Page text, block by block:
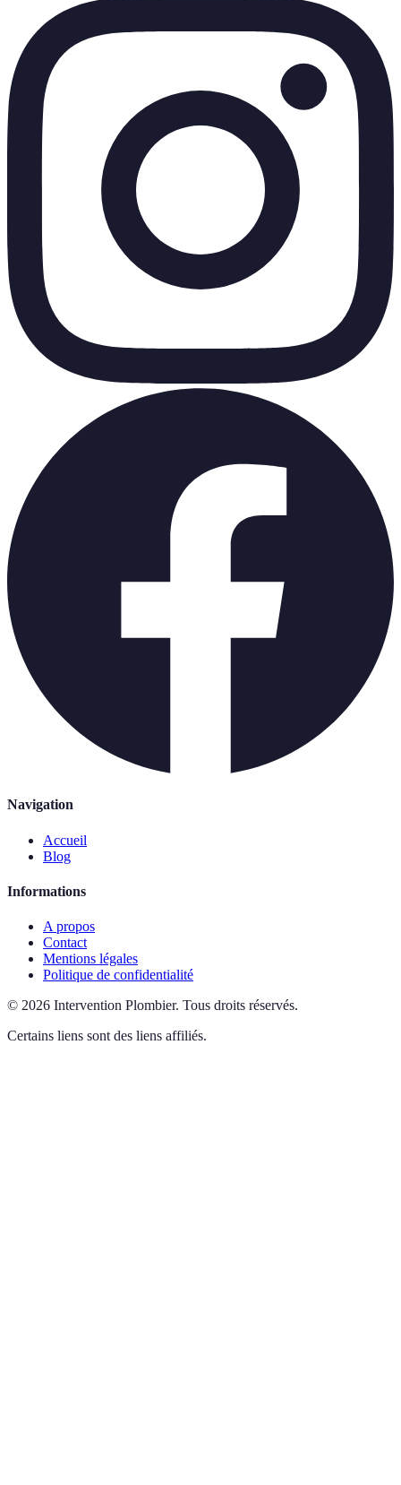
Navigation
Accueil
Blog
Informations
A propos
Contact
Mentions légales
Politique de confidentialité
© 2026 Intervention Plombier. Tous droits réservés.
Certains liens sont des liens affiliés.